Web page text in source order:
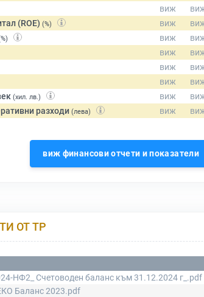
(ROE) (%)
(хил. лв.)
разходи (лева)
виж финансови отчети и показатели
ОТ ТР
НФ2_ Счетоводен баланс към 31.12.2024 г_.pdf
Баланс 2023.pdf